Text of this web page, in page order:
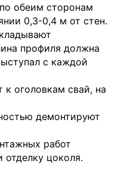
обеим сторонам
0,3-0,4 м от стен.
профиля должна
с каждой
оголовкам свай, на
демонтируют
работ
отделку цоколя.